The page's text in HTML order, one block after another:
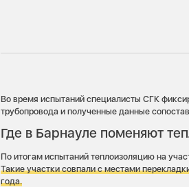
Во время испытаний специалисты СГК
трубопровода и полученные данные
Где в Барнауле поменяют
По итогам испытаний теплоизоляцию на
Такие участки совпали с местами
года.